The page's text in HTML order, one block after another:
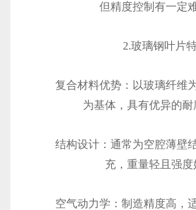
但精度控制有一定
2.玻璃钢叶片
复合材料优势‌：以玻璃纤维
为基体，具有优异的耐
结构设计‌：通常为空腔薄壁
充，重量轻且强度
空气动力学‌：制造精度高，